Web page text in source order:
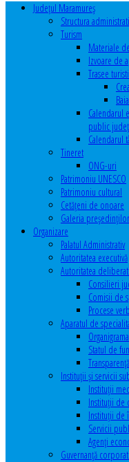
Judeţul Maramureş
Structura
Turism
Materiale
Izvoare de
Trasee
Calendarul
public
Calendarul
Tineret
ONG-uri
Patrimoniu UNESCO
Patrimoniu cultural
Cetăţeni de onoare
Galeria președinților
Organizare
Palatul Administrativ
Autoritatea executivă
Autoritatea
Consilieri
Comisii de
Procese
Aparatul de
Organigrama
Statul de
Instituţii şi servicii
Instituţii
Instituţii de
Instituţii de
Servicii
Agenţi
Guvernanță